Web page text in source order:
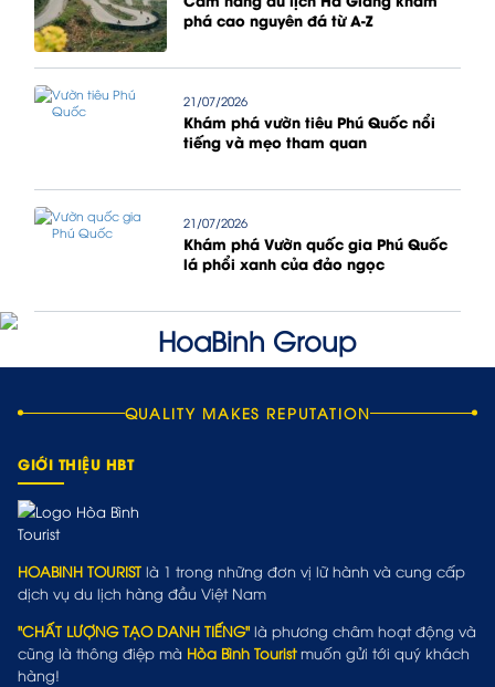
phá cao nguyên đá từ A-Z
21/07/2026
Khám phá vườn tiêu Phú Quốc nổi
tiếng và mẹo tham quan
21/07/2026
Khám phá Vườn quốc gia Phú Quốc
lá phổi xanh của đảo ngọc
QUALITY MAKES REPUTATION
GIỚI THIỆU HBT
HOABINH TOURIST là 1 trong những đơn vị lữ hành và cung cấp
dịch vụ du lịch hàng đầu Việt Nam
"CHẤT LƯỢNG TẠO DANH TIẾNG" là phương châm hoạt động và
cũng là thông điệp mà Hòa Bình Touristmuốn gửi tới quý khách
hàng!